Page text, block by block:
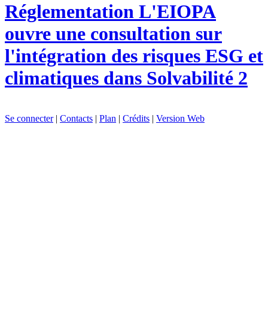
Réglementation L'EIOPA
ouvre une consultation sur
l'intégration des risques ESG et
climatiques dans Solvabilité 2
Se connecter| Contacts | Plan | Crédits | Version Web